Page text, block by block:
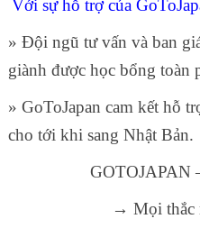
Với sự hỗ trợ của
» Đội ngũ tư vấn và ban
giành được học bổng toàn
» GoToJapan cam kết hỗ
cho tới khi sang Nhật Bản.
GOTOJAPAN
→ Mọi thắc